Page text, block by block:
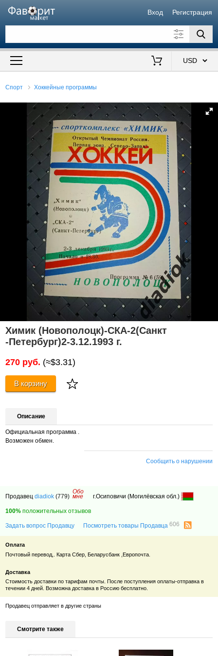
Вход Регистрация
Искать также в описании
Спорт Хоккейные программы
Химик (Новополоцк)-СКА-2(Санкт
-Петербург)2-3.12.1993 г.
270 руб. (≈$3.31)
В корзину
Описание
Официальная программа .
Возможен обмен.
Сообщить о нарушении
Продавецdiadiok (779)
Обо
мне г.Осиповичи (Могилёвская обл.)
100% положительных отзывов
Задать вопрос Продавцу Посмотреть товары Продавца606
Оплата
Почтовый перевод,. Карта Сбер, Беларусбанк ,Европочта.
Доставка
Стоимость доставки по тарифам почты. После поступления оплаты-отправка в
течении 4 дней. Возможна доставка в Россию бесплатно.
Продавец отправляет в другие страны
Смотрите также